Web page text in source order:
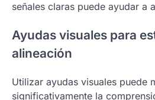
señales claras puede ayudar a
Ayudas visuales para
alineación
Utilizar ayudas visuales puede
significativamente la